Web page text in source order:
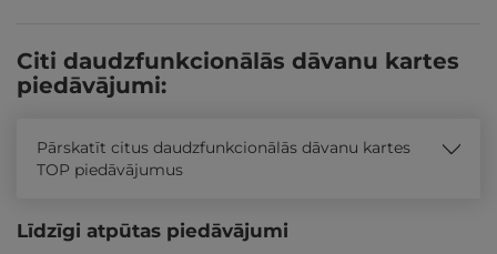
Citi daudzfunkcionālās dāvanu kartes
piedāvājumi:
Pārskatīt citus daudzfunkcionālās dāvanu kartes
TOP piedāvājumus
Līdzīgi atpūtas piedāvājumi